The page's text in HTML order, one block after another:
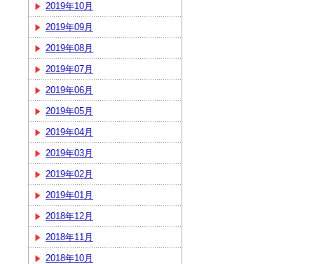
2019年10月
2019年09月
2019年08月
2019年07月
2019年06月
2019年05月
2019年04月
2019年03月
2019年02月
2019年01月
2018年12月
2018年11月
2018年10月